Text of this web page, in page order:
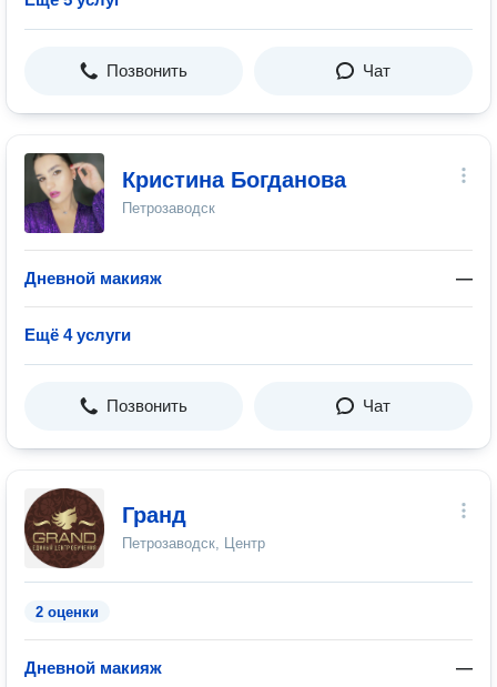
Позвонить Чат
Кристина Богданова
Петрозаводск
Дневной макияж —
Ещё 4 услуги
Позвонить Чат
Гранд
Петрозаводск, Центр
2 оценки
Дневной макияж —